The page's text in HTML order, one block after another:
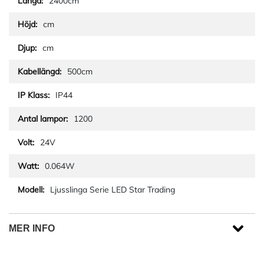
cm
cm
500cm
IP44
1200
24V
0.064W
Ljusslinga Serie LED Star Trading
MER INFO